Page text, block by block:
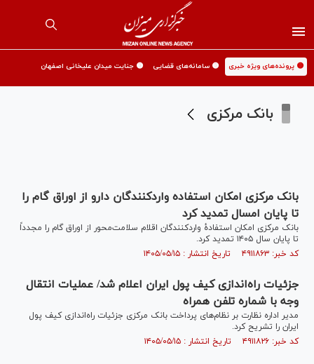
🟡 پرونده‌های ویژه خبری 🟡 سامانه‌های قضایی 🟡 جنایت میدان علیخانی اصفهان
بانک مرکزی
بانک مرکزی امکان استفاده واردکنندگان دارو از اوراق گام را
تا پایان امسال تمدید کرد
بانک مرکزی امکان استفادۀ واردکنندگان اقلام سلامت‌محور از اوراق گام را مجدداً
تا پایان سال ۱۴۰۵ تمدید کرد.
کد خبر: ۴۹۱۱۸۶۳ تاریخ انتشار : ۱۴۰۵/۰۵/۱۵
جزئیات راه‌اندازی کیف پول ایران اعلام شد/ عملیات انتقال
وجه با شماره تلفن همراه
مدیر اداره نظارت بر نظام‌های پرداخت بانک مرکزی جزئیات راه‌اندازی کیف پول
ایران را تشریح کرد.
کد خبر: ۴۹۱۱۸۲۶ تاریخ انتشار : ۱۴۰۵/۰۵/۱۵